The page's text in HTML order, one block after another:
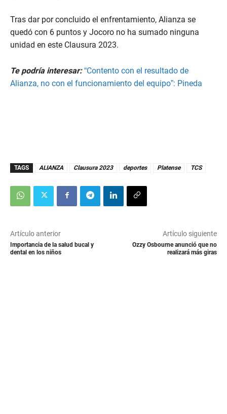
Tras dar por concluido el enfrentamiento, Alianza se
quedó con 6 puntos y Jocoro no ha sumado ninguna
unidad en este Clausura 2023.
Te podría interesar:“Contento con el resultado de
Alianza, no con el funcionamiento del equipo”: Pineda
TAGS ALIANZA Clausura 2023 deportes Platense TCS
Artículo anterior
Importancia de la salud bucal y
dental en los niños
Artículo siguiente
Ozzy Osbourne anunció que no
realizará más giras